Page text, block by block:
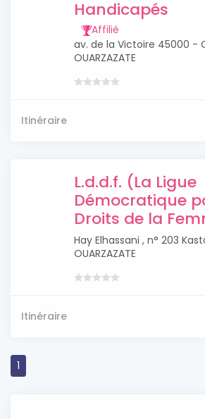
Handicapés
Affilié
av. de la Victoire 45000 -
OUARZAZATE
Itinéraire
L.d.d.f. (La Ligue
Démocratique
Droits de la
Hay Elhassani , n° 203
OUARZAZATE
Itinéraire
1